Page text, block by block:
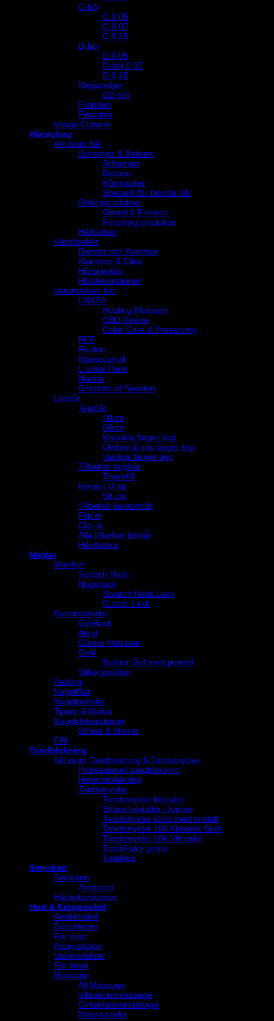
C-böj
C 0,05
C 0,07
C 0,15
D-böj
D 0,05
D-böj 0,07
D 0,15
Megavolym
DD-böj
Franslim
Pincetter
Image Column
Hårstyling
Allt inom hår
Schampo & Balsam
Schampo
Balsam
Hårmasker
Speciellt för blonda hår
Stylingprodukter
Grund & Primers
Finishing produkter
Hårbotten
Hårtillbehör
Borstar och Kammar
Klämmor & Clips
Hårsnoddar
Hårdekorationer
Varumärken hår
LANZA
Healing Moisture
CBD Revive
Color Care & Preserving
REF
Revlon
Moroccanoil
L´oréal Paris
Neccin
Grazette of Sweden
Löshår
Tejphår
40cm
60cm
Kreativa färger tejp
Ombre & mix färger tejp
Vanliga färger tejp
Tillbehör tejphår
Tejprefill
Keratin U-tip
50 cm
Tillbehör keratinhår
Flip in
Clip-in
Alla tillbehör löshår
Hårdockor
Naglar
Manikyr
Scratch Nails
Nagellack
Scratch Nails Lack
Cuccio Lack
Konstmaterial
Gelélack
Akryl
Cuccio Naturale
Gelé
Builder Gel med pensel
Silke/glasfiber
Pedikyr
Nagelfilar
Nagelpenslar
Tippar & Mallar
Nageldekorationer
Strass & Stenar
Elfil
Tandblekning
Allt inom Tandblekning & Tandsmycke
Professionell tandblekning
Hemmablekning
Tandsmycke
Tandsmycke kristaller
Större kristaller i former
Tandsmycke Guld med kristall
Tandsmycke 18k Klassisk Guld
Tandsmycke 18k Vitt guld
ToothFairy gems
Twinkles
Smycken
Smycken
Armband
Hårdekorationer
Hud & Kroppsvård
Ansiktsvård
Duschkräm
För män
Kroppslotion
Vaxprodukter
För laser
Massage
All Massage
Vibrationsmassage
Cirkulationsmassage
Massageolja